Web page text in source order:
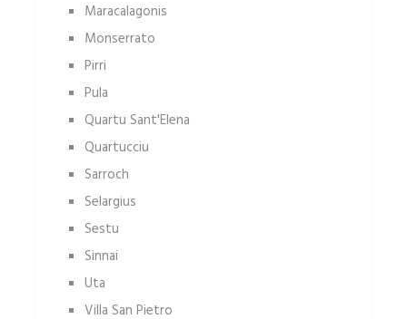
Maracalagonis
Monserrato
Pirri
Pula
Quartu Sant'Elena
Quartucciu
Sarroch
Selargius
Sestu
Sinnai
Uta
Villa San Pietro